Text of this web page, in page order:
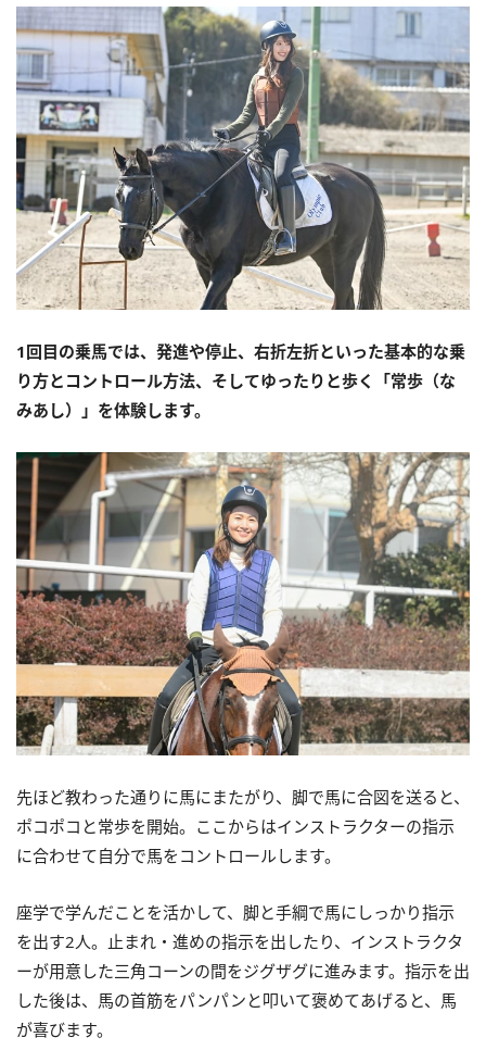
1回目の乗馬では、発進や停止、右折左折といった基本的な乗
り方とコントロール方法、そしてゆったりと歩く「常歩（な
みあし）」を体験します。
先ほど教わった通りに馬にまたがり、脚で馬に合図を送ると、
ポコポコと常歩を開始。ここからはインストラクターの指示
に合わせて自分で馬をコントロールします。
座学で学んだことを活かして、脚と手綱で馬にしっかり指示
を出す2人。止まれ・進めの指示を出したり、インストラクタ
ーが用意した三角コーンの間をジグザグに進みます。指示を出
した後は、馬の首筋をパンパンと叩いて褒めてあげると、馬
が喜びます。